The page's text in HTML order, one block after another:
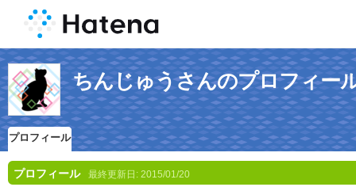
ちんじゅうさんのプロフィー
プロフィール
プロフィール 最終更新日: 2015/01/20